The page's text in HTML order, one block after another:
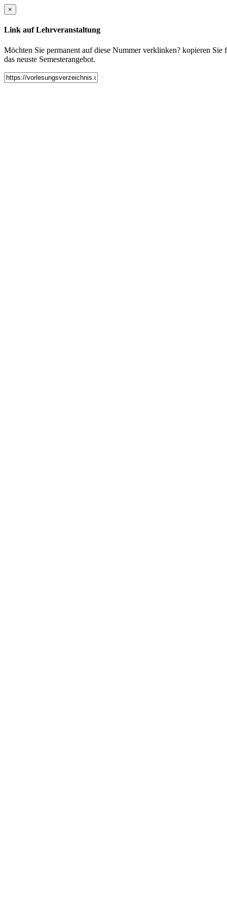
×
Link auf Lehrveranstaltung
Möchten Sie permanent auf diese Nummer verklinken? kopieren
das neuste Semesterangebot.